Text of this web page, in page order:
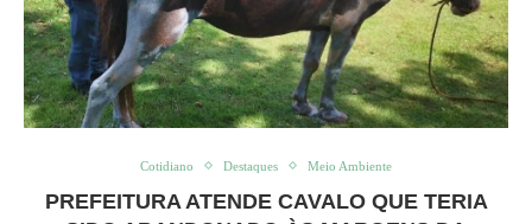
Cotidiano Destaques Meio Ambiente
PREFEITURA ATENDE CAVALO QUE TERIA